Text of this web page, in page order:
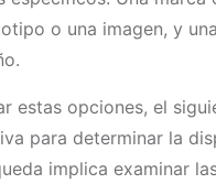
o una imagen, y
estas opciones, el
para determinar la
implica examinar